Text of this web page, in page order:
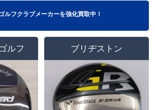
ルフクラブメーカーを強化買取中！
ルフ ブリヂストン